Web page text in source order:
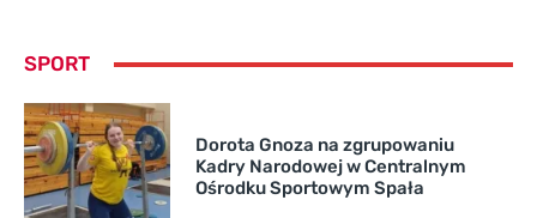
SPORT
Dorota Gnoza na zgrupowaniu
Kadry Narodowej w Centralnym
Ośrodku Sportowym Spała